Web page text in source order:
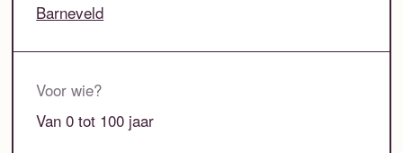
Barneveld
Voor wie?
Van 0 tot 100 jaar